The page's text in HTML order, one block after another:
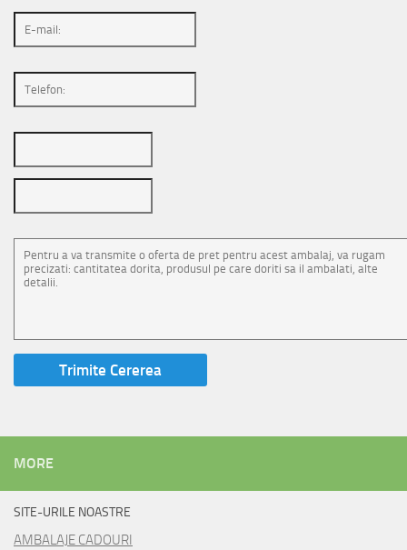
MORE
SITE-URILE NOASTRE
AMBALAJE CADOURI